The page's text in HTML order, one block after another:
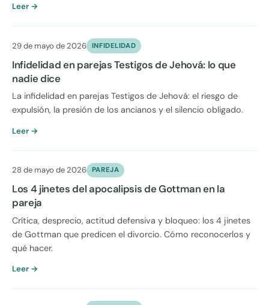
Leer →
29 de mayo de 2026 INFIDELIDAD
Infidelidad en parejas Testigos de Jehová: lo que
nadie dice
La infidelidad en parejas Testigos de Jehová: el riesgo de
expulsión, la presión de los ancianos y el silencio obligado.
Leer →
28 de mayo de 2026 PAREJA
Los 4 jinetes del apocalipsis de Gottman en la
pareja
Crítica, desprecio, actitud defensiva y bloqueo: los 4 jinetes
de Gottman que predicen el divorcio. Cómo reconocerlos y
qué hacer.
Leer →